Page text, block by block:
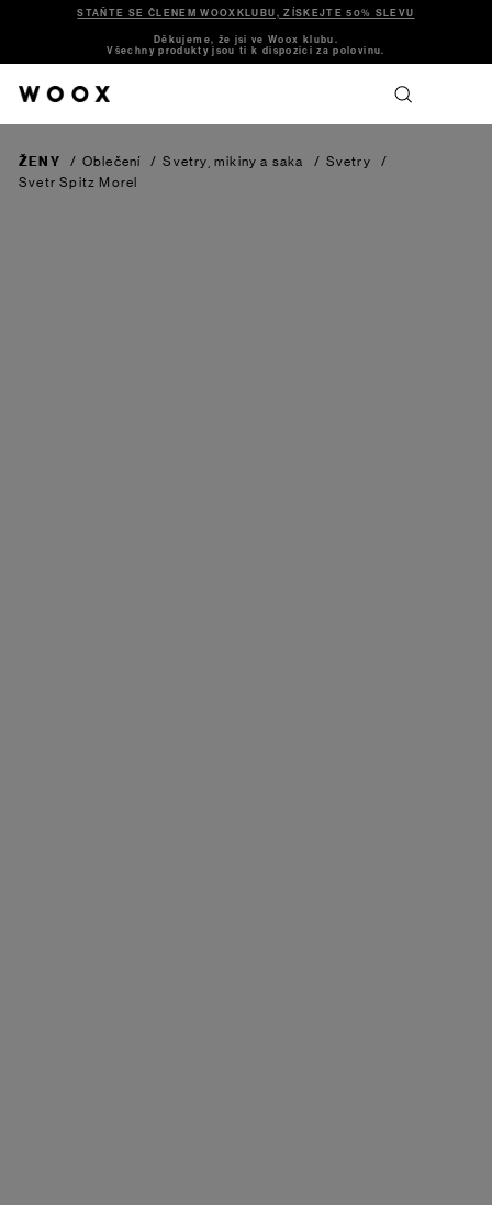
STAŇTE SE ČLENEM WOOXKLUBU, ZÍSKEJTE 50% SLEVU
Děkujeme, že jsi ve Woox klubu.
Všechny produkty jsou ti k dispozici za polovinu.
ŽENY / Oblečení / Svetry, mikiny a saka / Svetry
/
Svetr Spitz Morel